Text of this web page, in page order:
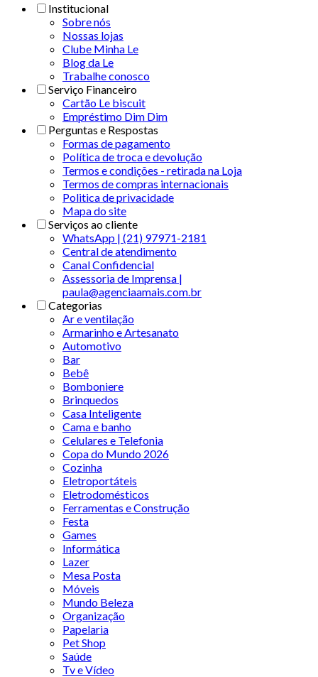
Institucional
Sobre nós
Nossas lojas
Clube Minha Le
Blog da Le
Trabalhe conosco
Serviço Financeiro
Cartão Le biscuit
Empréstimo Dim Dim
Perguntas e Respostas
Formas de pagamento
Política de troca e devolução
Termos e condições - retirada na Loja
Termos de compras internacionais
Politica de privacidade
Mapa do site
Serviços ao cliente
WhatsApp | (21) 97971-2181
Central de atendimento
Canal Confidencial
Assessoria de Imprensa |
paula@agenciaamais.com.br
Categorias
Ar e ventilação
Armarinho e Artesanato
Automotivo
Bar
Bebê
Bomboniere
Brinquedos
Casa Inteligente
Cama e banho
Celulares e Telefonia
Copa do Mundo 2026
Cozinha
Eletroportáteis
Eletrodomésticos
Ferramentas e Construção
Festa
Games
Informática
Lazer
Mesa Posta
Móveis
Mundo Beleza
Organização
Papelaria
Pet Shop
Saúde
Tv e Vídeo